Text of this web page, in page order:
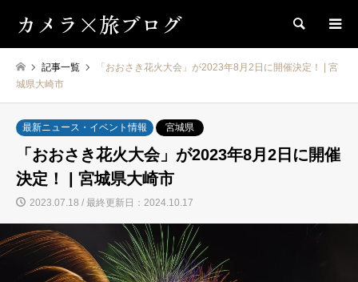
カメラ×旅ブログ 検索
記事一覧
「おおさき花火大会」が2023年8月2日に開催決定！ | 宮
城県大崎市
最新ニュース・イベント情報 宮城県
「おおさき花火大会」が2023年8月2日に開催
決定！ | 宮城県大崎市
2023.07.18 / 最終更新日：2024.10.17